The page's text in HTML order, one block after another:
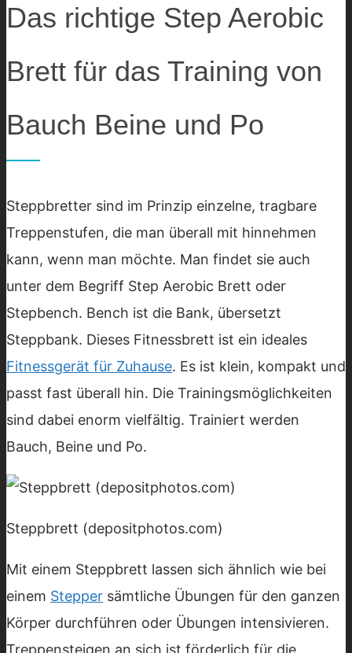
Das richtige Step Aerobic
Brett für das Training von
Bauch Beine und Po
Steppbretter sind im Prinzip einzelne, tragbare
Treppenstufen, die man überall mit hinnehmen
kann, wenn man möchte. Man findet sie auch
unter dem Begriff Step Aerobic Brett oder
Stepbench. Bench ist die Bank, übersetzt
Steppbank. Dieses Fitnessbrett ist ein ideales
Fitnessgerät für Zuhause. Es ist klein, kompakt und
passt fast überall hin. Die Trainingsmöglichkeiten
sind dabei enorm vielfältig. Trainiert werden
Bauch, Beine und Po.
Steppbrett (depositphotos.com)
Mit einem Steppbrett lassen sich ähnlich wie bei
einem Stepper sämtliche Übungen für den ganzen
Körper durchführen oder Übungen intensivieren.
Treppensteigen an sich ist förderlich für die